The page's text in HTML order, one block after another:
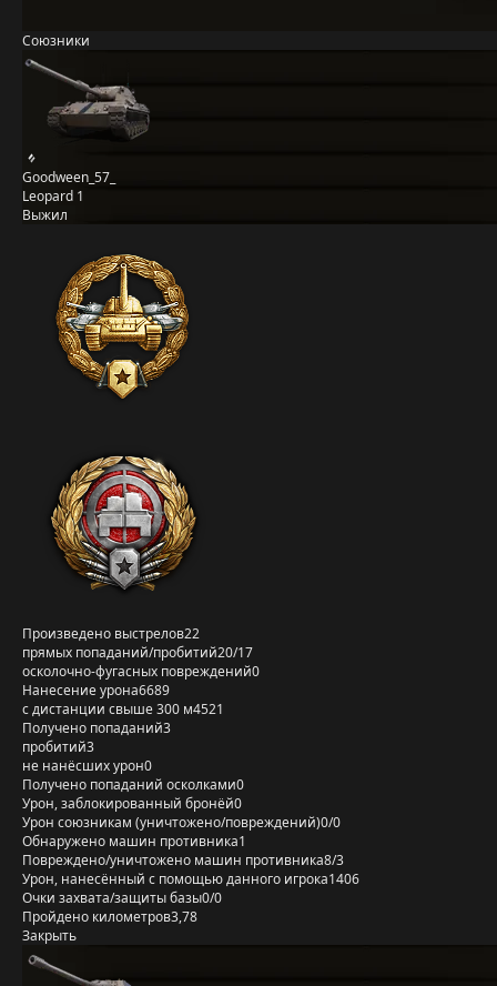
Союзники
Goodween_57_
Leopard 1
Выжил
Произведено выстрелов22
прямых попаданий/пробитий20/17
осколочно-фугасных повреждений0
Нанесение урона6689
с дистанции свыше 300 м4521
Получено попаданий3
пробитий3
не нанёсших урон0
Получено попаданий осколками0
Урон, заблокированный бронёй0
Урон союзникам (уничтожено/повреждений)0/0
Обнаружено машин противника1
Повреждено/уничтожено машин противника8/3
Урон, нанесённый с помощью данного игрока1406
Очки захвата/защиты базы0/0
Пройдено километров3,78
Закрыть